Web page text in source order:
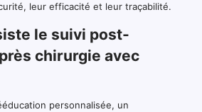
leur efficacité et leur traçabilité.
le suivi post-
chirurgie avec
personnalisée, un